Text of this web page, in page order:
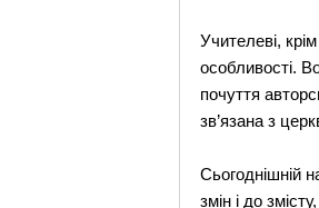
Учителеві,
особливості.
почуття
зв’язана з
Сьогоднішній
змін і до